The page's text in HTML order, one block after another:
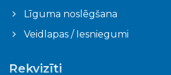
Līguma noslēgšana
Veidlapas / Iesniegumi
Rekvizīti